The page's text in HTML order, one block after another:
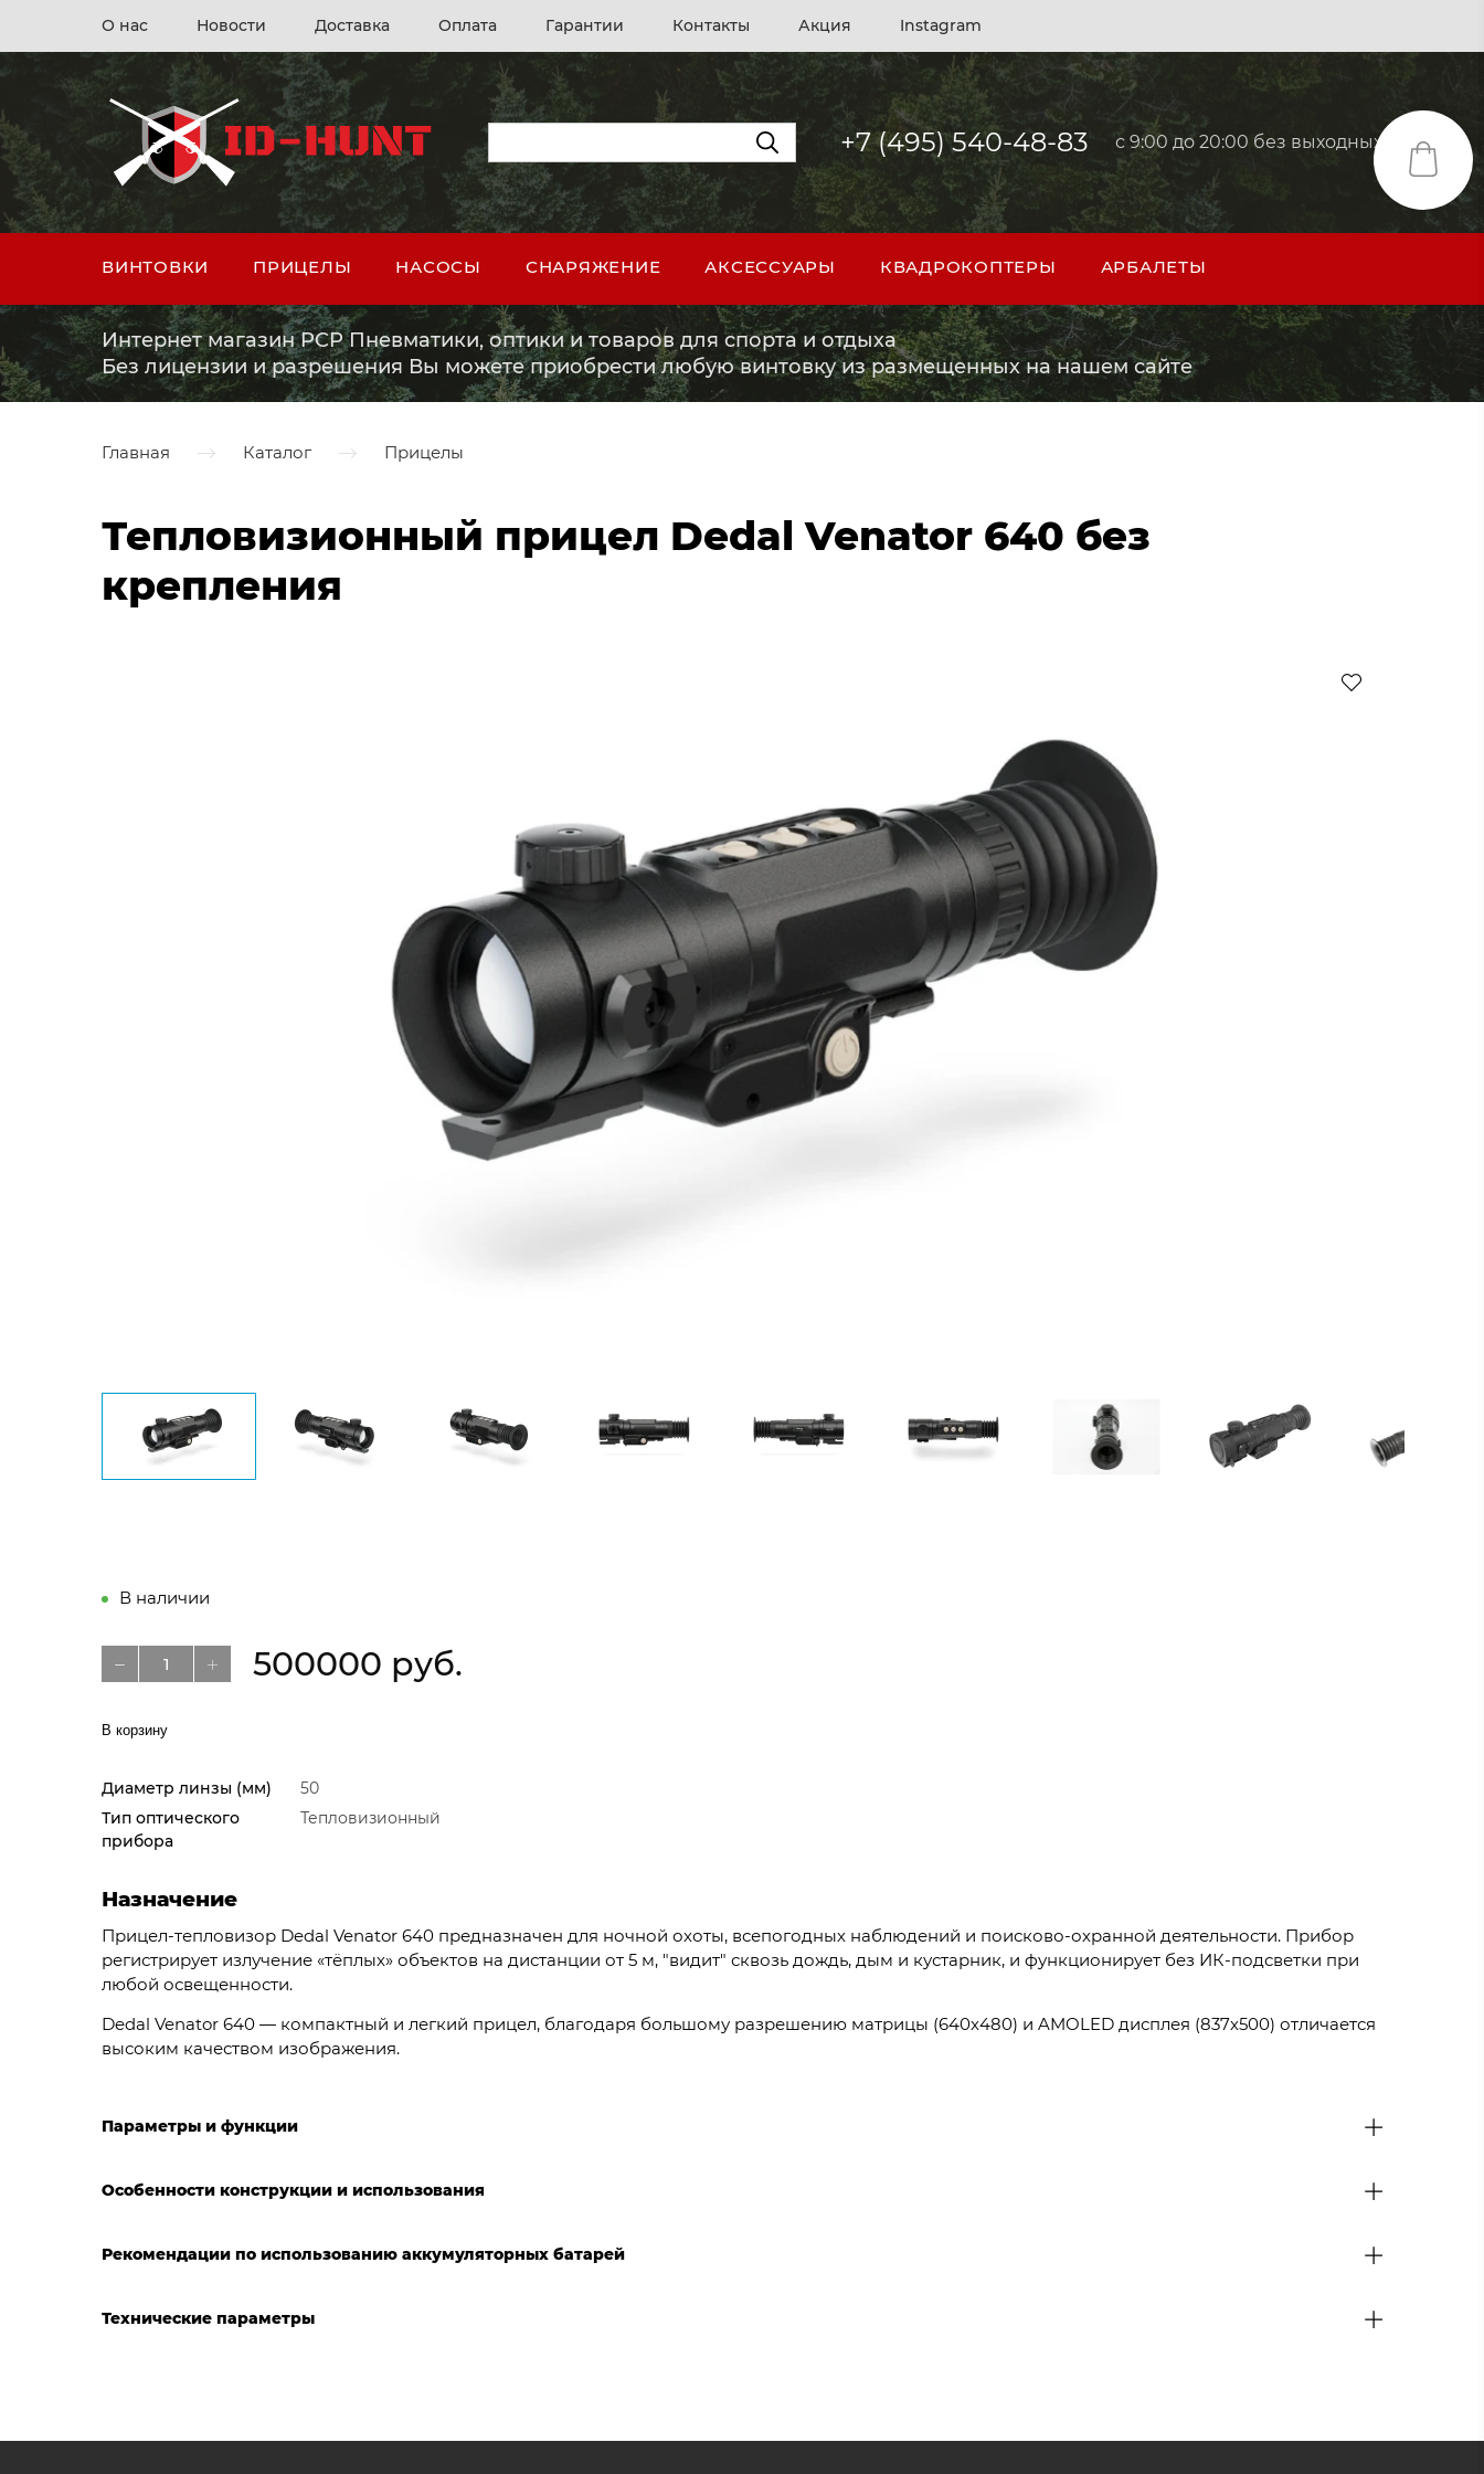
О нас Новости Доставка Оплата Гарантии Контакты Акция Instagram
+7 (495) 540-48-83 с 9:00 до 20:00 без выходных
ВИНТОВКИ ПРИЦЕЛЫ НАСОСЫ СНАРЯЖЕНИЕ АКСЕССУАРЫ КВАДРОКОПТЕРЫ АРБАЛЕТЫ
Интернет магазин PCP Пневматики, оптики и товаров для спорта и отдыха
Без лицензии и разрешения Вы можете приобрести любую винтовку из размещенных на нашем сайте
Главная Каталог Прицелы
Тепловизионный прицел Dedal Venator 640 без
крепления
В наличии
500000 руб.
В корзину
Диаметр линзы (мм)
50
Тип оптического
прибора
Тепловизионный
Назначение
Прицел-тепловизор Dedal Venator 640 предназначен для ночной охоты, всепогодных наблюдений и поисково-охранной деятельности. Прибор
регистрирует излучение «тёплых» объектов на дистанции от 5 м, "видит" сквозь дождь, дым и кустарник, и функционирует без ИК-подсветки при
любой освещенности.
Dedal Venator 640 — компактный и легкий прицел, благодаря большому разрешению матрицы (640х480) и AMOLED дисплея (837х500) отличается
высоким качеством изображения.
Параметры и функции
Особенности конструкции и использования
Рекомендации по использованию аккумуляторных батарей
Технические параметры